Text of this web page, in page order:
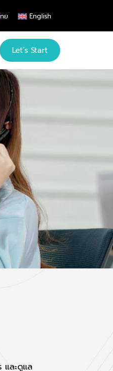
ย English
Let’s Start
และดูแล